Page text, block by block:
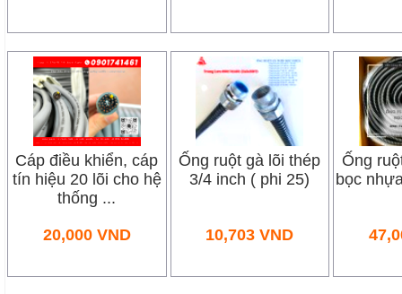
Cáp điều khiển, cáp
tín hiệu 20 lõi cho hệ
thống ...
20,000VND
Ống ruột gà lõi thép
3/4 inch ( phi 25)
10,703 VND
Ống
bọc